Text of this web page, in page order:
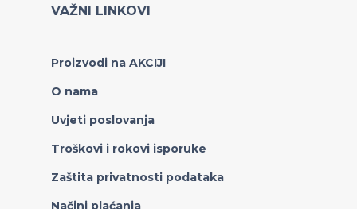
VAŽNI LINKOVI
Proizvodi na AKCIJI
O nama
Uvjeti poslovanja
Troškovi i rokovi isporuke
Zaštita privatnosti podataka
Načini plaćanja